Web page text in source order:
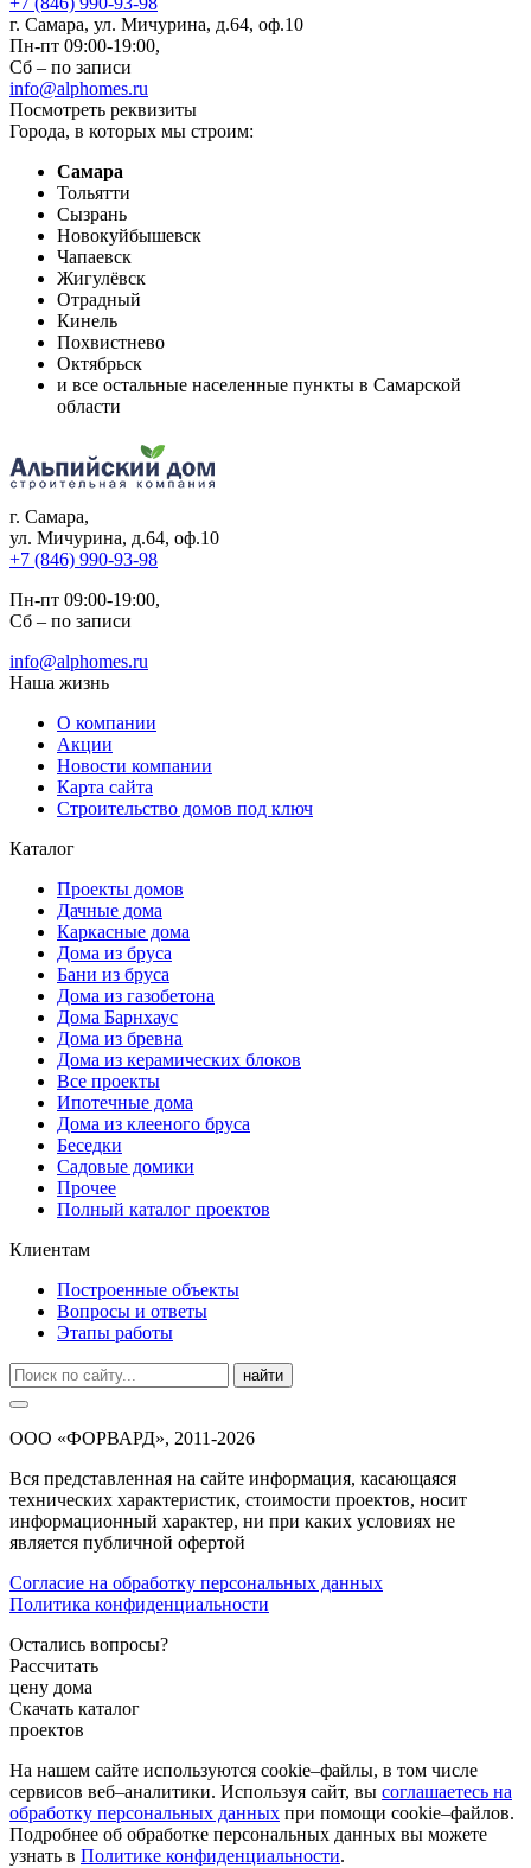
г. Самара, ул. Мичурина, д.64, оф.10
Пн-пт 09:00-19:00,
Сб – по записи
info@alphomes.ru
Посмотреть реквизиты
Города, в которых мы строим:
Самара
Тольятти
Сызрань
Новокуйбышевск
Чапаевск
Жигулёвск
Отрадный
Кинель
Похвистнево
Октябрьск
и все остальные населенные пункты в Самарской
области
г. Самара,
ул. Мичурина, д.64, оф.10
+7 (846) 990-93-98
Пн-пт 09:00-19:00,
Сб – по записи
info@alphomes.ru
Наша жизнь
О компании
Акции
Новости компании
Карта сайта
Строительство домов под ключ
Каталог
Проекты домов
Дачные дома
Каркасные дома
Дома из бруса
Бани из бруса
Дома из газобетона
Дома Барнхаус
Дома из бревна
Дома из керамических блоков
Все проекты
Ипотечные дома
Дома из клееного бруса
Беседки
Садовые домики
Прочее
Полный каталог проектов
Клиентам
Построенные объекты
Вопросы и ответы
Этапы работы
найти
ООО «ФОРВАРД», 2011-2026
Вся представленная на сайте информация, касающаяся
технических характеристик, стоимости проектов, носит
информационный характер, ни при каких условиях не
является публичной офертой
Согласие на обработку персональных данных
Политика конфиденциальности
Остались вопросы?
Рассчитать
цену дома
Скачать каталог
проектов
На нашем сайте используются cookie–файлы, в том числе
сервисов веб–аналитики. Используя сайт, вы соглашаетесь на
обработку персональных данных при помощи cookie–файлов.
Подробнее об обработке персональных данных вы можете
узнать в Политике конфиденциальности.